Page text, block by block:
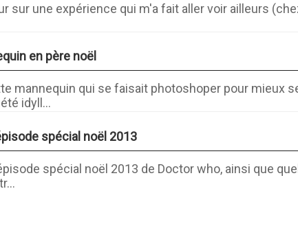
sur une expérience qui m'a fait aller voir ailleurs
en père noël
mannequin qui se faisait photoshoper pour mieux
idyll...
spécial noël 2013
spécial noël 2013 de Doctor who, ainsi que